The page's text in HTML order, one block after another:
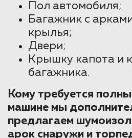
Пол автомобиля;
Багажник с
крылья;
Двери;
Крышку капота и
багажника.
Кому требуется
машине мы
предлагаем
арок снаружи и